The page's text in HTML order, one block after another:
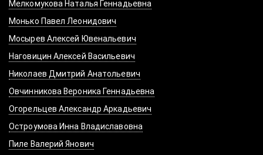
Мелкомукова Наталья Геннадьевна
Монько Павел Леонидович
Мосырев Алексей Ювенальевич
Наговицин Алексей Васильевич
Николаев Дмитрий Анатольевич
Овчинникова Вероника Геннадьевна
Огорельцев Александр Аркадьевич
Остроумова Инна Владиславовна
Пиле Валерий Янович